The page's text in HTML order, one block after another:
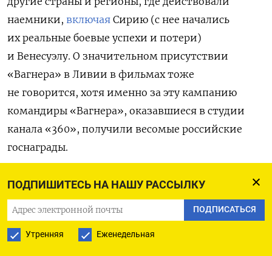
ПОДПИШИТЕСЬ НА НАШУ РАССЫЛКУ
ПОДПИСАТЬСЯ
Утренняя Еженедельная
наемники, включая Сирию (с нее начались
их реальные боевые успехи и потери)
и Венесуэлу. О значительном присутствии
«Вагнера» в Ливии в фильмах тоже
не говорится, хотя именно за эту кампанию
командиры «Вагнера», оказавшиеся в студии
канала «360», получили весомые российские
госнаграды.
Самым популярным у массовой аудитории
оказался фильм «Турист» с Владимиром
Петровым и Алексеем Шевченковым в главных
ролях. На YouTube у него в разных роликах